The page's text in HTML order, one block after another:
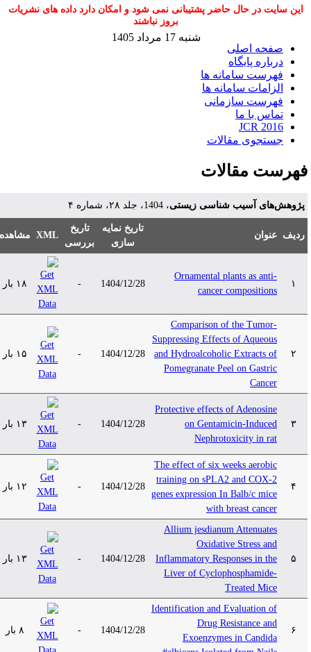
این سایت در حال حاضر پشتیبانی نمی شود و امکان دارد داده های نشریات
بروز نباشند
صفحه اصلی
درباره پایگاه
فهرست سامانه ها
الزامات سامانه ها
فهرست سازمانی
تماس با ما
JCR 2016
جستجوی مقالات
شنبه 17 مرداد 1405
مقالات
پژوهش‌های آسیب‌ شناسی زیستی، 1404، جلد ۲۸، شماره ۴
ردیف عنوان
تاریخ نمایه
سازی
تاریخ
بررسی
XML مشاهده
Ornamental plants as anti-
cancer compositions
1404/12/28 ۱۸ بار
Comparison of the Tumor-
Suppressing Effects of Aqueous
and Hydroalcoholic Extracts of
Pomegranate Peel on Gastric
Cancer
1404/12/28 ۱۵ بار
Protective effects of Adenosine
on Gentamicin-Induced
Nephrotoxicity in rat
1404/12/28 ۱۳ بار
The effect of six weeks aerobic
training on sPLA2 and COX-2
genes expression In Balb/c mice
with breast cancer
1404/12/28 ۱۲ بار
Allium jesdianum Attenuates
Oxidative Stress and
Inflammatory Responses in the
Liver of Cyclophosphamide-
Treated Mice
1404/12/28 ۱۳ بار
Identification and Evaluation of
Drug Resistance and
Exoenzymes in Candida
1404/12/28